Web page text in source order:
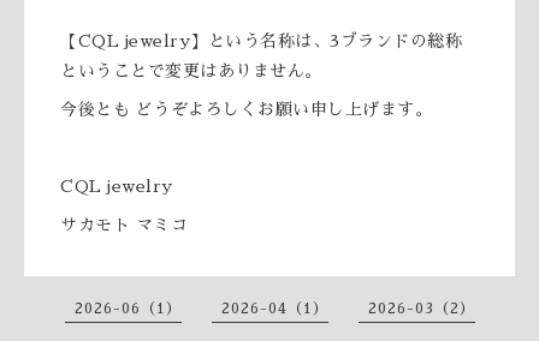
【CQL jewelry】という名称は、3ブランドの総称
ということで変更はありません。
今後とも どうぞよろしくお願い申し上げます。
CQL jewelry
サカモト マミコ
2026-06（1） 2026-04（1） 2026-03（2）